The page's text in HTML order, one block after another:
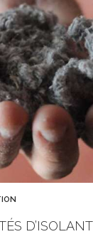
D’ISOLANT